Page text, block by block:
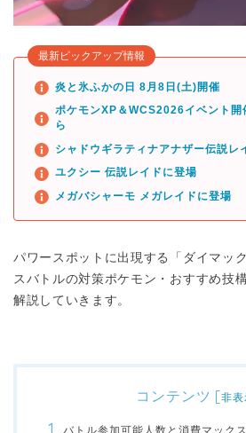
最新ピックアップ情報
炎と氷ふかの日 8月8日(土)開催
ポケモンXP＆WCS2026イベント
ら
シャドウギラティナアナザー伝説レ
ユクシー 伝説レイドに登場
メガバシャーモ メガレイドに登場
パワースポットに出現する「ダイマッ
スバトルの対策ポケモン・おすすめ技
解説していきます。
コンテンツ [非表
バトル参加可能人数と消費マック